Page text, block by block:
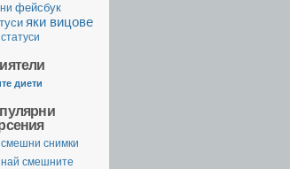
фейсбук
яки вицове
диети
смешни снимки
най смешните